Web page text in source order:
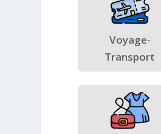
Voyage-
Transport